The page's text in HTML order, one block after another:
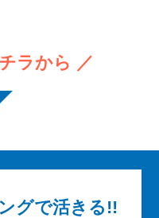
ラから ／
グで活きる!!